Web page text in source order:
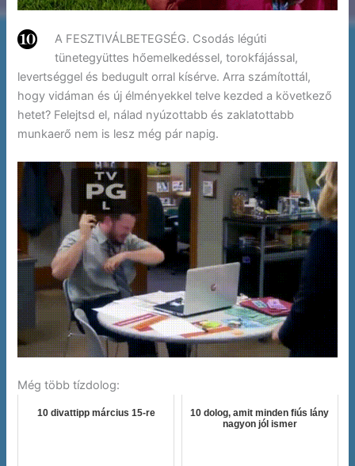
A FESZTIVÁLBETEGSÉG. Csodás légúti
tünetegyüttes hőemelkedéssel, torokfájással,
levertséggel és bedugult orral kísérve. Arra számítottál,
hogy vidáman és új élményekkel telve kezded a következő
hetet? Felejtsd el, nálad nyúzottabb és zaklatottabb
munkaerő nem is lesz még pár napig.
Még több tízdolog:
10 divattipp március 15-re
10 dolog, amit minden fiús lány
nagyon jól ismer